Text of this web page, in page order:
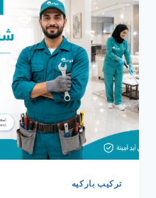
تركيب باركيه